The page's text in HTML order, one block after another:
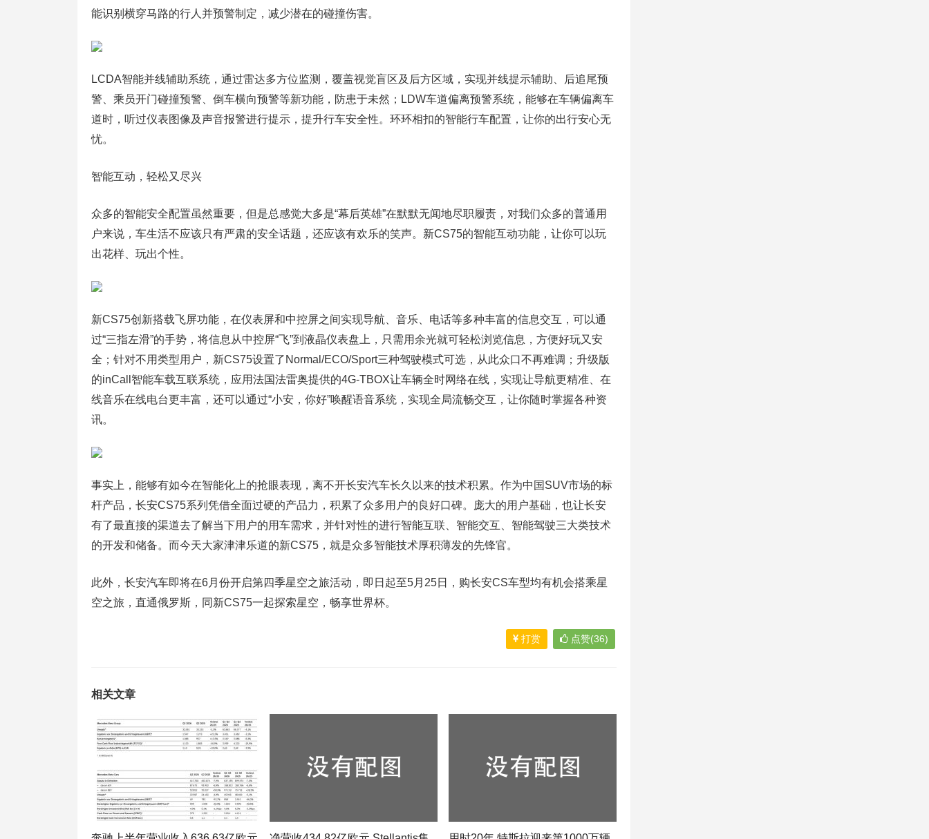
能识别横穿马路的行人并预警制定，减少潜在的碰撞伤害。
LCDA智能并线辅助系统，通过雷达多方位监测，覆盖视觉盲区及后方区域，实现并线提示辅助、后追尾预
警、乘员开门碰撞预警、倒车横向预警等新功能，防患于未然；LDW车道偏离预警系统，能够在车辆偏离车
道时，听过仪表图像及声音报警进行提示，提升行车安全性。环环相扣的智能行车配置，让你的出行安心无
忧。
智能互动，轻松又尽兴
众多的智能安全配置虽然重要，但是总感觉大多是“幕后英雄”在默默无闻地尽职履责，对我们众多的普通用
户来说，车生活不应该只有严肃的安全话题，还应该有欢乐的笑声。新CS75的智能互动功能，让你可以玩
出花样、玩出个性。
新CS75创新搭载飞屏功能，在仪表屏和中控屏之间实现导航、音乐、电话等多种丰富的信息交互，可以通
过“三指左滑”的手势，将信息从中控屏“飞”到液晶仪表盘上，只需用余光就可轻松浏览信息，方便好玩又安
全；针对不用类型用户，新CS75设置了Normal/ECO/Sport三种驾驶模式可选，从此众口不再难调；升级版
的inCall智能车载互联系统，应用法国法雷奥提供的4G-TBOX让车辆全时网络在线，实现让导航更精准、在
线音乐在线电台更丰富，还可以通过“小安，你好”唤醒语音系统，实现全局流畅交互，让你随时掌握各种资
讯。
事实上，能够有如今在智能化上的抢眼表现，离不开长安汽车长久以来的技术积累。作为中国SUV市场的标
杆产品，长安CS75系列凭借全面过硬的产品力，积累了众多用户的良好口碑。庞大的用户基础，也让长安
有了最直接的渠道去了解当下用户的用车需求，并针对性的进行智能互联、智能交互、智能驾驶三大类技术
的开发和储备。而今天大家津津乐道的新CS75，就是众多智能技术厚积薄发的先锋官。
此外，长安汽车即将在6月份开启第四季星空之旅活动，即日起至5月25日，购长安CS车型均有机会搭乘星
空之旅，直通俄罗斯，同新CS75一起探索星空，畅享世界杯。
打赏 点赞(36)
相关文章